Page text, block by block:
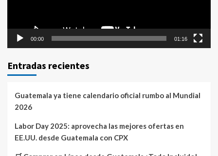
00:00 01:16
Entradas recientes
Guatemala ya tiene calendario oficial rumbo al Mundial
2026
Labor Day 2025: aprovecha las mejores ofertas en
EE.UU. desde Guatemala con CPX